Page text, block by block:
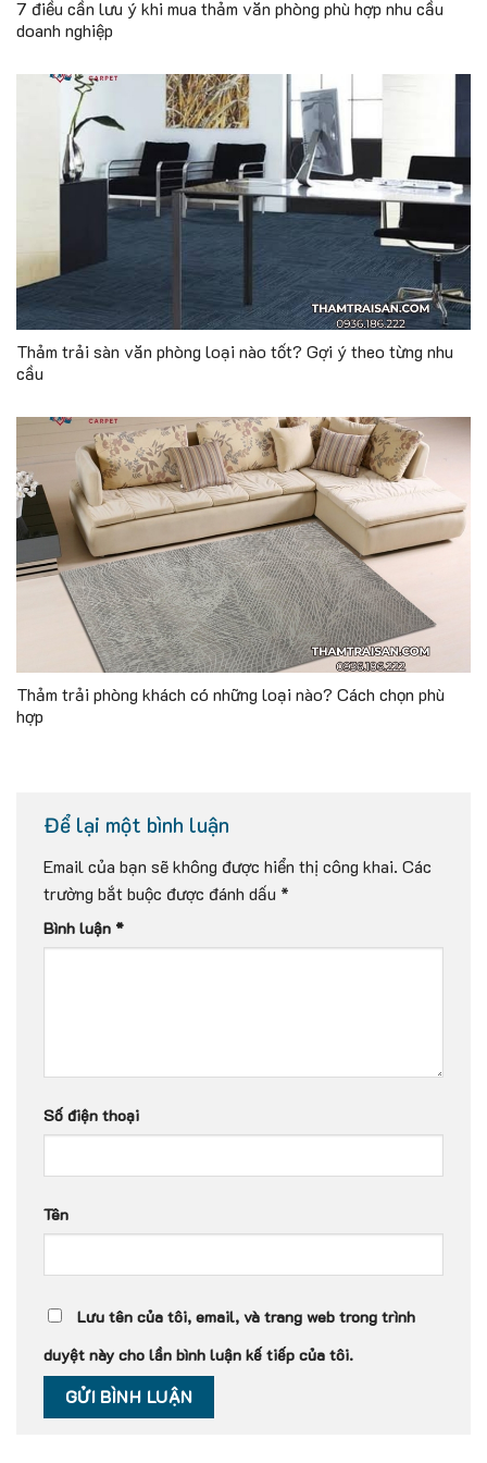
7 điều cần lưu ý khi mua thảm văn phòng phù hợp nhu cầu
doanh nghiệp
Thảm trải sàn văn phòng loại nào tốt? Gợi ý theo từng nhu
cầu
Thảm trải phòng khách có những loại nào? Cách chọn phù
hợp
Để lại một bình luận
Email của bạn sẽ không được hiển thị công khai. Các
trường bắt buộc được đánh dấu *
Bình luận *
Số điện thoại
Tên
Lưu tên của tôi, email, và trang web trong trình
duyệt này cho lần bình luận kế tiếp của tôi.